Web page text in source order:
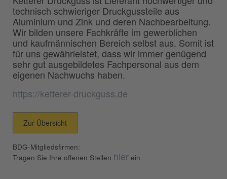
technisch schwieriger Druckgussteile aus
Aluminium und Zink und deren Nachbearbeitung.
Wir bilden unsere Fachkräfte im gewerblichen
und kaufmännischen Bereich selbst aus. Somit ist
für uns gewährleistet, dass wir immer genügend
sehr gut ausgebildetes Fachpersonal aus dem
eigenen Nachwuchs haben.
https://ketterer-druckguss.de
Zur Übersicht
BDG-Mitgliedsfirmen:
Tragen Sie Ihre offenen Stellen hier ein